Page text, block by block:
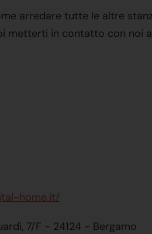
arredare tutte le altre
metterti in contatto con noi
home.it/
7/F - 24124 - Bergamo